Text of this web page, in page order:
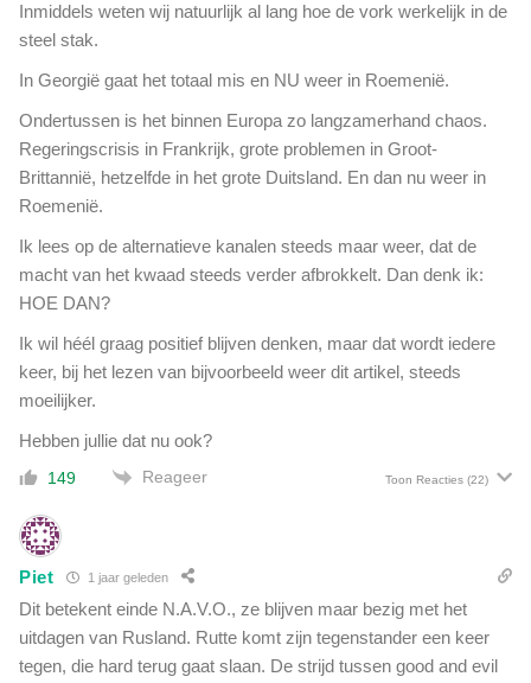
'
I
o
n
z
e
e
c
h
e
r
l
j
k
m
a
c
g
e
Inmiddels weten wij natuurlijk al lang hoe de vork werkelijk in de
steel stak.
In Georgië gaat het totaal mis en NU weer in Roemenië.
Ondertussen is het binnen Europa zo langzamerhand chaos.
Regeringscrisis in Frankrijk, grote problemen in Groot-
Brittannië, hetzelfde in het grote Duitsland. En dan nu weer in
Roemenië.
Ik lees op de alternatieve kanalen steeds maar weer, dat de
macht van het kwaad steeds verder afbrokkelt. Dan denk ik:
HOE DAN?
Ik wil héél graag positief blijven denken, maar dat wordt iedere
keer, bij het lezen van bijvoorbeeld weer dit artikel, steeds
moeilijker.
Hebben jullie dat nu ook?
149 Reageer Toon Reacties (22)
Piet 1 jaar geleden
Dit betekent einde N.A.V.O., ze blijven maar bezig met het
uitdagen van Rusland. Rutte komt zijn tegenstander een keer
tegen, die hard terug gaat slaan. De strijd tussen good and evil